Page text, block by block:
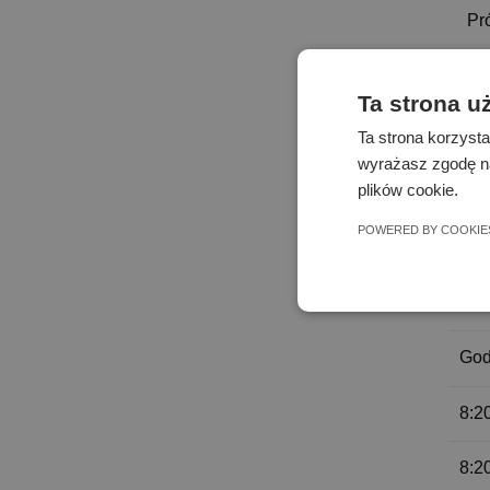
Ta strona
Ta strona
wyrażasz zgodę
plików cookie.
POWERED BY